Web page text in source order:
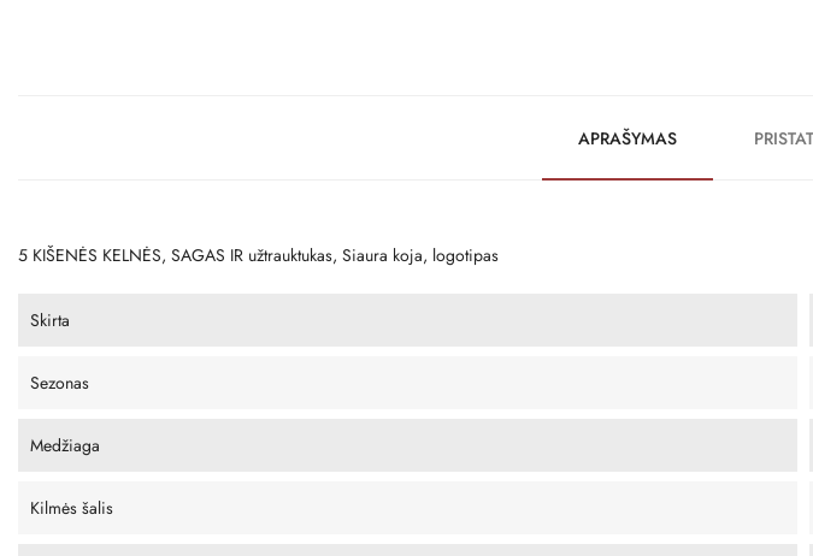
APRAŠYMAS
5 KIŠENĖS KELNĖS, SAGAS IR užtrauktukas, Siaura koja, logotipas
Skirta
Sezonas
Medžiaga
Kilmės šalis